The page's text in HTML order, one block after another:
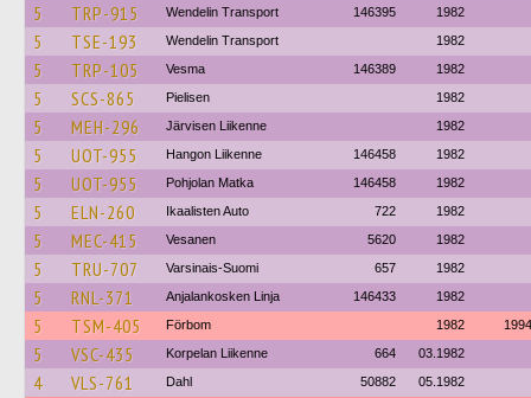
5 TRP-915 Wendelin Transport 146395 1982
5 TSE-193 Wendelin Transport 1982
5 TRP-105 Vesma 146389 1982
5 SCS-865 Pielisen 1982
5 MEH-296 Järvisen Liikenne 1982
5 UOT-955 Hangon Liikenne 146458 1982
5 UOT-955 Pohjolan Matka 146458 1982
5 ELN-260 Ikaalisten Auto 722 1982
5 MEC-415 Vesanen 5620 1982
5 TRU-707 Varsinais-Suomi 657 1982
5 RNL-371 Anjalankosken Linja 146433 1982
5 TSM-405 Förbom 1982 1994
5 VSC-435 Korpelan Liikenne 664 03.1982
4 VLS-761 Dahl 50882 05.1982